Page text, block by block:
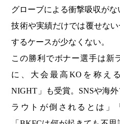
グローブによる衝撃吸収がな
技術や実績だけでは覆せな
するケースが少なくない。
この勝利でボナー選手は新
に、大会最高KOを称え
NIGHT」も受賞。SNSや海
ラウトが倒されるとは」